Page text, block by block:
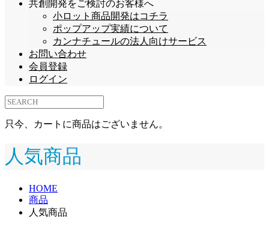
共創開発をご検討のお客様へ
小ロット商品開発はコチラ
ポップアップ実績について
カンナチュールの法人向けサービス
お問い合わせ
会員登録
ログイン
只今、カートに商品はございません。
人気商品
HOME
商品
人気商品